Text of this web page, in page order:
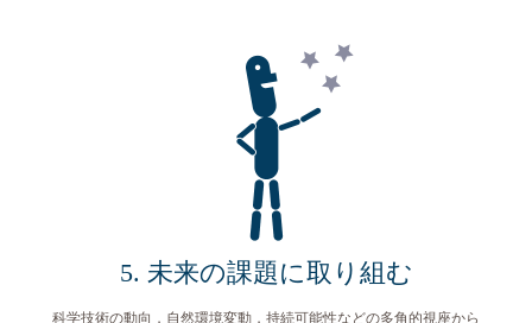
5. 未来の課題に取り組む
科学技術の動向，自然環境変動，持続可能性などの多角的視座から